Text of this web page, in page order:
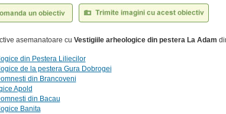
asemanatoare cu Vestigiile arheologice din pestera La Adam
din Pestera Liliecilor
de la pestera Gura Dobrogei
din Brancoveni
Apold
din Bacau
Banita